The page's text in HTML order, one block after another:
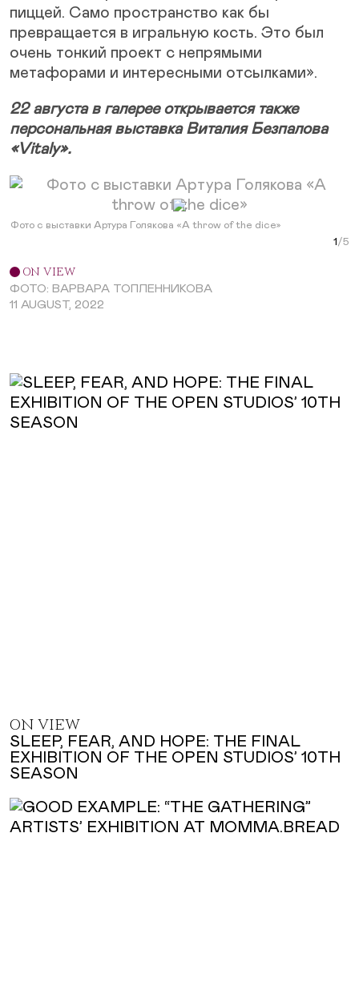
пиццей. Само пространство как бы
превращается в игральную кость. Это был
очень тонкий проект с непрямыми
метафорами и интересными отсылками».
22 августа в галерее открывается также
персональная выставка Виталия Безпалова
«Vitaly».
Next Slide
Фото с выставки Артура Голякова «A throw of the dice»
ON VIEW
ФОТО: ВАРВАРА ТОПЛЕННИКОВА
11 AUGUST, 2022
ON VIEW
SLEEP, FEAR, AND HOPE: THE FINAL
EXHIBITION OF THE OPEN STUDIOS’ 10TH
SEASON